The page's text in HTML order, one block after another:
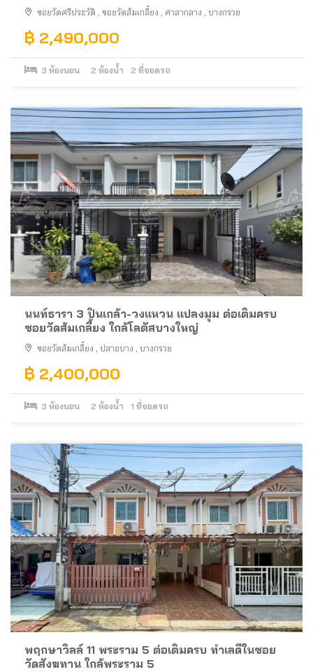
ซอยวัดศรีประวัติ , ซอยวัดส้มเกลี้ยง , ศาลากลาง , บางกรวย
฿ 2,490,000
3 ห้องนอน 2 ห้องน้ำ 2 ที่จอดรถ
นนท์ธารา 3 ปิ่นเกล้า-วงแหวน แปลงมุม ต่อเติมครบ
ซอยวัดส้มเกลี้ยง ใกล้โลตัสบางใหญ่
ซอยวัดส้มเกลี้ยง , ปลายบาง , บางกรวย
฿ 2,400,000
3 ห้องนอน 2 ห้องน้ำ 1 ที่จอดรถ
พฤกษาวิลล์ 11 พระราม 5 ต่อเติมครบ ทำเลดีในซอย
วัดสังฆทาน ใกล้พระราม 5